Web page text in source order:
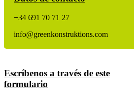
+34 691 70 71 27
info@greenkonstruktions.com
Escríbenos a través de este
formulario